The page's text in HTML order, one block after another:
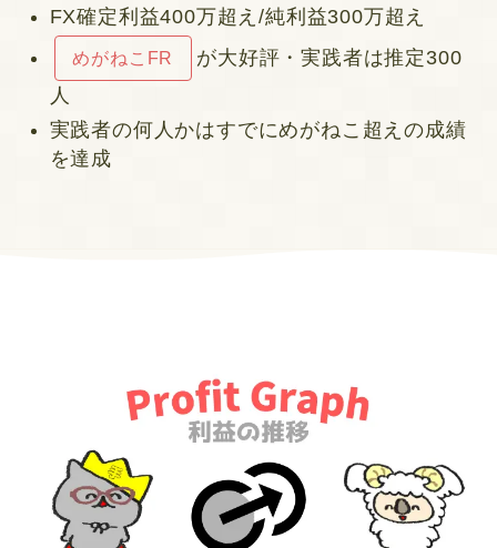
FX確定利益400万超え/純利益300万超え
めがねこFR
が大好評・実践者は推定300
人
実践者の何人かはすでにめがねこ超えの成績
を達成